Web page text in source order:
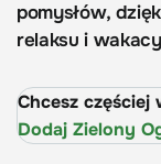
pomysłów,
relaksu i
Chcesz częściej
Dodaj Zielony